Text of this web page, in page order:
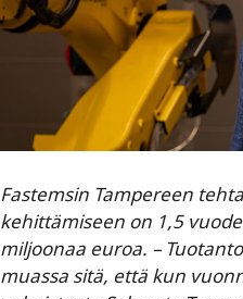
Fastemsin Tampereen
kehittämiseen on 1,5
miljoonaa euroa. –
muassa sitä, että kun